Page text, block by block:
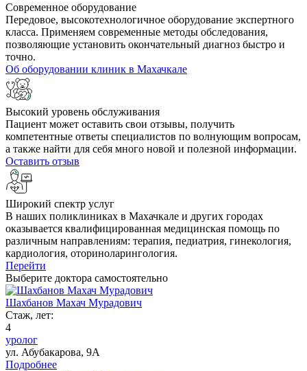
Современное оборудование
Передовое, высокотехнологичное оборудование экспертного
класса. Применяем современные методы обследования,
позволяющие установить окончательный диагноз быстро и
точно.
Об оборудовании клиник в Махачкале
Высокий уровень обслуживания
Пациент может оставить свои отзывы, получить
компетентные ответы специалистов по волнующим вопросам,
а также найти для себя много новой и полезной информации.
Оставить отзыв
Широкий спектр услуг
В наших поликлиниках в Махачкале и других городах
оказывается квалифицированная медицинская помощь по
различным направлениям: терапия, педиатрия, гинекология,
кардиология, оториноларингология.
Перейти
Выберите доктора самостоятельно
Шахбанов Махач Мурадович
Стаж, лет:
4
уролог
ул. Абубакарова, 9А
Подробнее